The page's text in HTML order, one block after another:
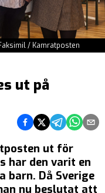
/ Kamratposten
ut på
Dela på Facebook
Dela på Twitter
Dela påDela på
Dela
ut för
har den varit en
barn. Då Sverige
nu beslutat att